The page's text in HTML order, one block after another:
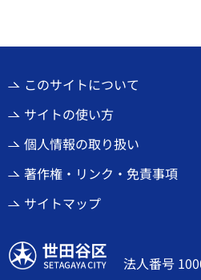
このサイトについて
サイトの使い方
個人情報の取り扱い
著作権・リンク・免責事項
サイトマップ
世田谷区
法人番号